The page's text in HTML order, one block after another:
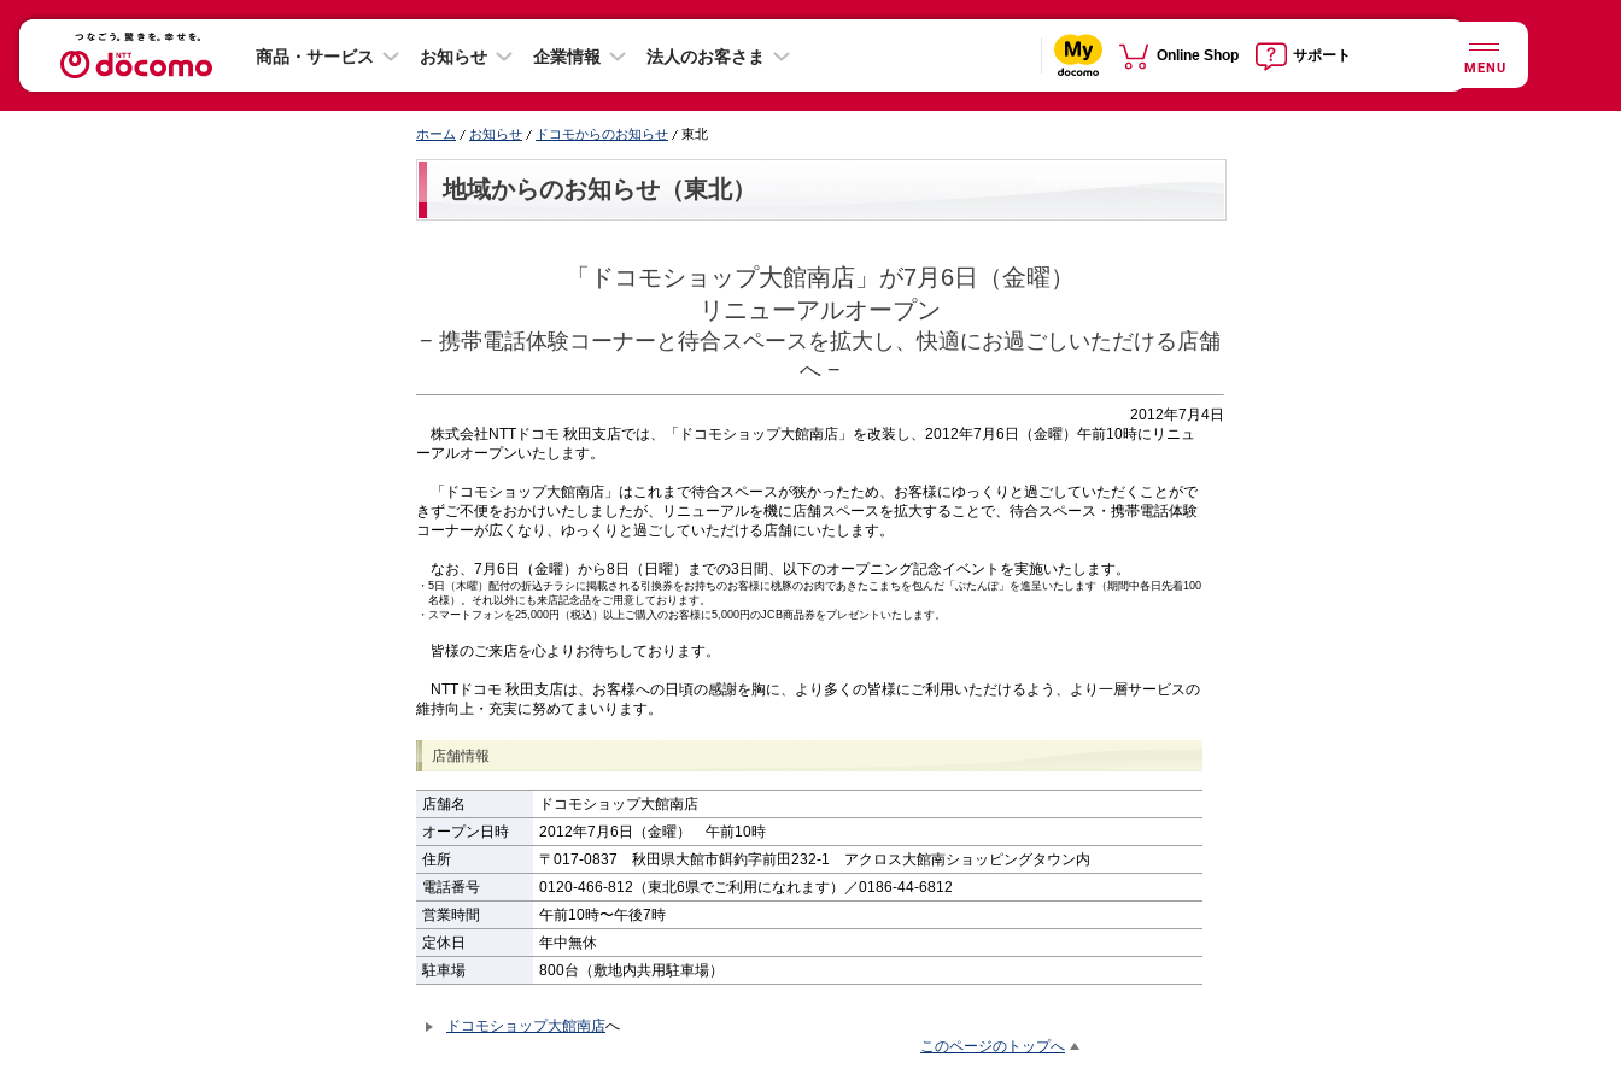
商品・サービス お知らせ 企業情報 法人のお客さま Online Shop サポート
MENU
ホーム お知らせ ドコモからのお知らせ 東北
地域からのお知らせ（東北）
「ドコモショップ大館南店」が7月6日（金曜）
リニューアルオープン
− 携帯電話体験コーナーと待合スペースを拡大し、快適にお過ごしいただける店舗
へ −
2012年7月4日
株式会社NTTドコモ 秋田支店では、「ドコモショップ大館南店」を改装し、2012年7月6日（金曜）午前10時にリニュ
ーアルオープンいたします。
「ドコモショップ大館南店」はこれまで待合スペースが狭かったため、お客様にゆっくりと過ごしていただくことがで
きずご不便をおかけいたしましたが、リニューアルを機に店舗スペースを拡大することで、待合スペース・携帯電話体験
コーナーが広くなり、ゆっくりと過ごしていただける店舗にいたします。
なお、7月6日（金曜）から8日（日曜）までの3日間、以下のオープニング記念イベントを実施いたします。
・ 5日（木曜）配付の折込チラシに掲載される引換券をお持ちのお客様に桃豚のお肉であきたこまちを包んだ「ぶたんぽ」を進呈いたします（期間中各日先着100
名様）。それ以外にも来店記念品をご用意しております。
・ スマートフォンを25,000円（税込）以上ご購入のお客様に5,000円のJCB商品券をプレゼントいたします。
皆様のご来店を心よりお待ちしております。
NTTドコモ 秋田支店は、お客様への日頃の感謝を胸に、より多くの皆様にご利用いただけるよう、より一層サービスの
維持向上・充実に努めてまいります。
店舗情報
店舗名
ドコモショップ大館南店
オープン日時
2012年7月6日（金曜） 午前10時
住所
〒017-0837 秋田県大館市餌釣字前田232-1 アクロス大館南ショッピングタウン内
電話番号
0120-466-812（東北6県でご利用になれます）／0186-44-6812
営業時間
午前10時〜午後7時
定休日
年中無休
駐車場
800台（敷地内共用駐車場）
ドコモショップ大館南店へ
このページのトップへ